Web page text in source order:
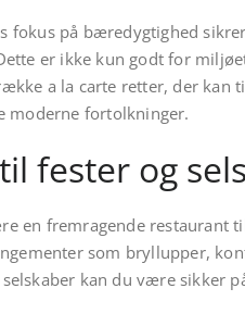
fokus på bæredygtighed
er ikke kun godt for
a la carte retter, der kan
moderne fortolkninger.
fester og
en fremragende restaurant
som bryllupper,
kan du være sikker